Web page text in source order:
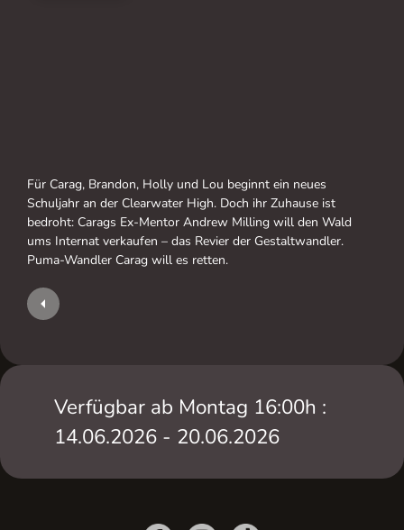
Für Carag, Brandon, Holly und Lou beginnt ein neues
Schuljahr an der Clearwater High. Doch ihr Zuhause ist
bedroht: Carags Ex-Mentor Andrew Milling will den Wald
ums Internat verkaufen – das Revier der Gestaltwandler.
Puma-Wandler Carag will es retten.
Verfügbar ab Montag 16:00h :
14.06.2026 - 20.06.2026